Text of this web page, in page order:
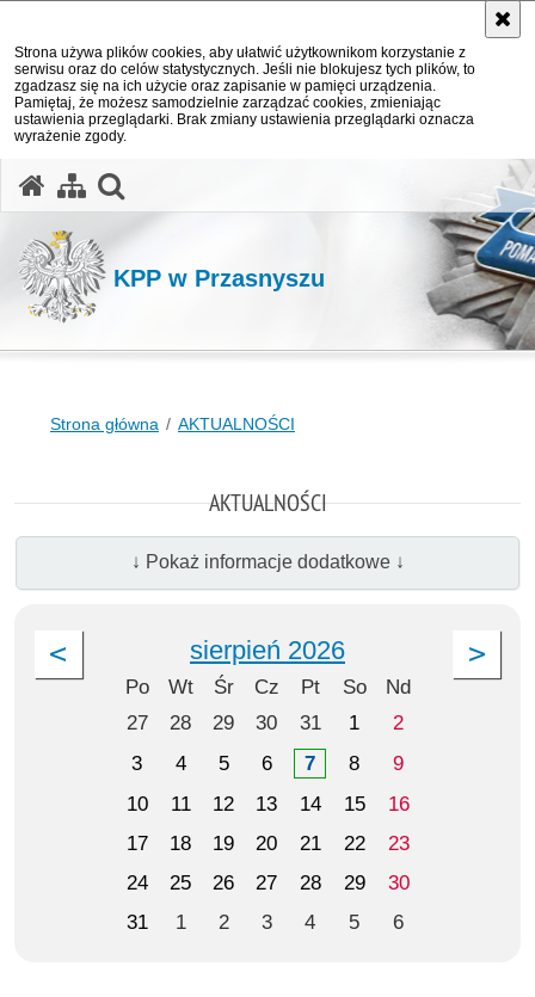
Strona używa plików cookies, aby ułatwić użytkownikom korzystanie z
serwisu oraz do celów statystycznych. Jeśli nie blokujesz tych plików, to
zgadzasz się na ich użycie oraz zapisanie w pamięci urządzenia.
Pamiętaj, że możesz samodzielnie zarządzać cookies, zmieniając
ustawienia przeglądarki. Brak zmiany ustawienia przeglądarki oznacza
wyrażenie zgody.
KPP w Przasnyszu
Strona główna AKTUALNOŚCI
AKTUALNOŚCI
↓ Pokaż informacje dodatkowe ↓
sierpień 2026
Po Wt Śr Cz Pt So
Nd
27
28 29 30 31 1
2
3
4 5 6 7 8
9
10
11 12 13 14 15
16
17
18 19 20 21 22
23
24
25 26 27 28 29
30
31
1 2 3 4 5 6